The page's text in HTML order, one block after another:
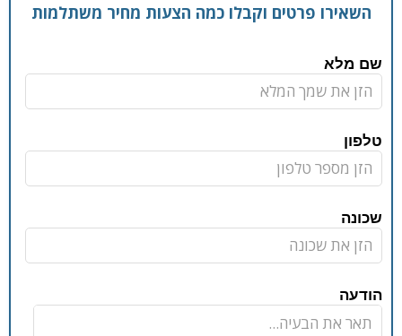
השאירו פרטים וקבלו כמה הצעות מחיר משתלמות
שם מלא
טלפון
שכונה
הודעה